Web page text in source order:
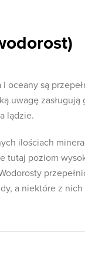
oceany są
uwagę
lądzie.
ilościach
tutaj poziom
a niektóre z